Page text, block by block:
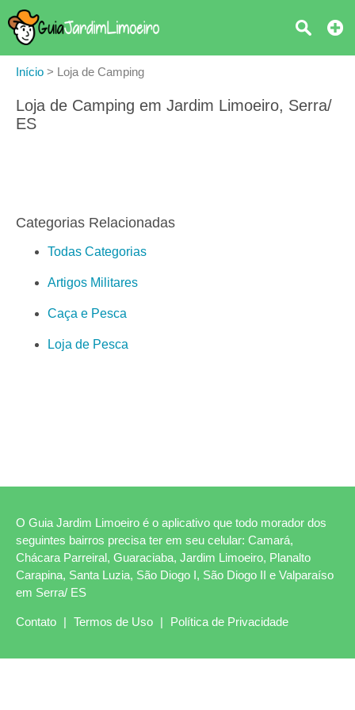
Início > Loja de Camping
Loja de Camping em Jardim Limoeiro, Serra/
ES
Categorias Relacionadas
Todas Categorias
Artigos Militares
Caça e Pesca
Loja de Pesca
O Guia Jardim Limoeiro é o aplicativo que todo morador dos
seguintes bairros precisa ter em seu celular: Camará,
Chácara Parreiral, Guaraciaba, Jardim Limoeiro, Planalto
Carapina, Santa Luzia, São Diogo I, São Diogo II e Valparaíso
em Serra/ ES
Contato | Termos de Uso | Política de Privacidade